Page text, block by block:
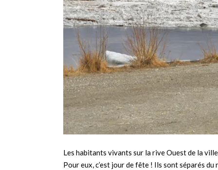
Les habitants vivants sur la rive Ouest de la
Pour eux, c’est jour de fête ! Ils sont séparés